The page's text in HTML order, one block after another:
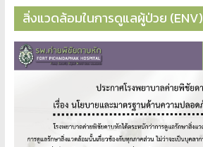
สิ่งแวดล้อมในการดูแลผู้ป่วย (ENV)